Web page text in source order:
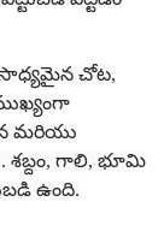
సాధ్యమైన చోట,
మరియు
గాలి, భూమి
ఉంది.